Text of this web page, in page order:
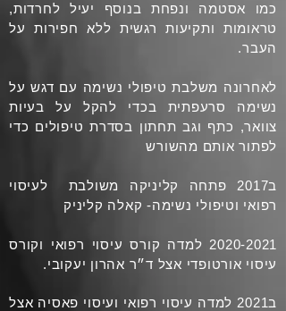
כמו אסטמה ונפחת בנוסף יעיל לחרדות,
טראומות ותקיעות רגשית ללא חפירות על
העבר.
לאחרונה משלבת טיפולי נשימה עם דגש על
נשימה סרעפתית בכדי להקל על בעיות
צוואר, כתף וגב תחתון בסדרתטיפולים כדי
לפתור אותם מהשורש
ב2017 פתחה קליניקה
משולבת לעיסוי
רפואי וטיפולי נשימה- קאלה קליניק
2020-2021 למדה קורס עיסוי רפואי וקורס
עיסוי אורטופדי אצל ד״ר אהרון יעקובי.
ב2021 למדה עיסוי רפואי ועיסוי פאסיה אצל